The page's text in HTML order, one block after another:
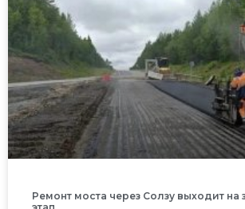
Ремонт моста через Солзу выходит